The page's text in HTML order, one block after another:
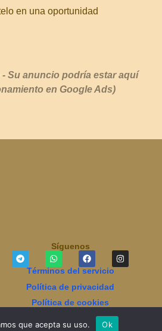
en una oportunidad
Su anuncio podría estar aquí
en Google Ads)
Síguenos
Términos del servicio
Política de privacidad
Política de cookies
que acepta su uso. Ok